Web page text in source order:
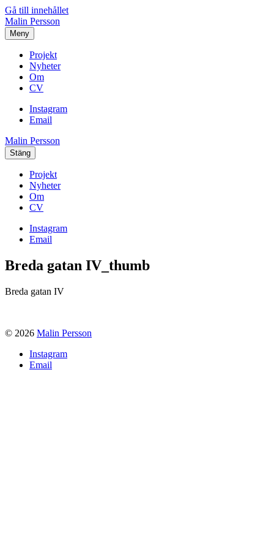
Gå till innehållet
Malin Persson
Meny
Projekt
Nyheter
Om
CV
Instagram
Email
Malin Persson
Stäng
Projekt
Nyheter
Om
CV
Instagram
Email
Breda gatan IV_thumb
Breda gatan IV
© 2026 Malin Persson
Instagram
Email